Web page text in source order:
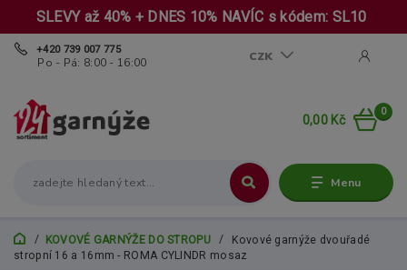
SLEVY až 40% + DNES 10% NAVÍC s kódem: SL10
Menu
CZK
+420 739 007 775
Po - Pá: 8:00 - 16:00
0
0,00 Kč
KOVOVÉ GARNÝŽE DO STROPU
Kovové garnýže dvouřadé
stropní 16 a 16mm - ROMA CYLINDR mosaz